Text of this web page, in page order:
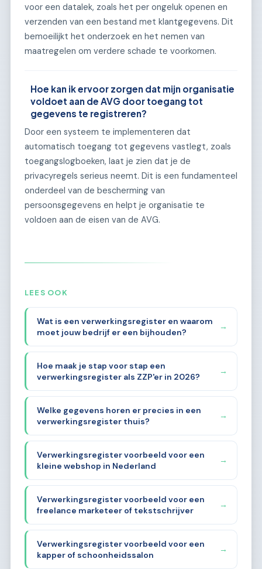
voor een datalek, zoals het per ongeluk openen en
verzenden van een bestand met klantgegevens. Dit
bemoeilijkt het onderzoek en het nemen van
maatregelen om verdere schade te voorkomen.
Hoe kan ik ervoor zorgen dat mijn organisatie
voldoet aan de AVG door toegang tot
gegevens te registreren?
Door een systeem te implementeren dat
automatisch toegang tot gegevens vastlegt, zoals
toegangslogboeken, laat je zien dat je de
privacyregels serieus neemt. Dit is een fundamenteel
onderdeel van de bescherming van
persoonsgegevens en helpt je organisatie te
voldoen aan de eisen van de AVG.
LEES OOK
Wat is een verwerkingsregister en waarom
moet jouw bedrijf er een bijhouden?
→
Hoe maak je stap voor stap een
verwerkingsregister als ZZP'er in 2026?
→
Welke gegevens horen er precies in een
verwerkingsregister thuis?
→
Verwerkingsregister voorbeeld voor een
kleine webshop in Nederland
→
Verwerkingsregister voorbeeld voor een
freelance marketeer of tekstschrijver
→
Verwerkingsregister voorbeeld voor een
kapper of schoonheidssalon
→